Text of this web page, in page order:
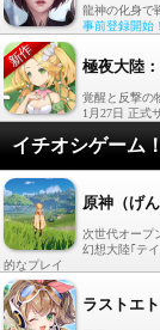
龍神の化身で
事前登録開始！
極夜大陸
覚醒と反撃の
1月27日 正式
イチオシゲーム！
原神（げん
次世代オープ
幻想大陸｢テ
的なプレイ
ラストエ